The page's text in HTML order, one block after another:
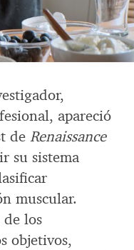
apareció
de Renaissance
su sistema
muscular.
de los
objetivos,